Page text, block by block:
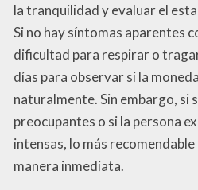
la tranquilidad y evaluar el
Si no hay síntomas aparentes
dificultad para respirar o
días para observar si la
naturalmente. Sin embargo, si
preocupantes o si la persona
intensas, lo más
manera inmediata.